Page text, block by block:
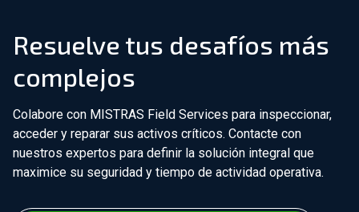
Resuelve tus desafíos más
complejos
Colabore con MISTRAS Field Services para inspeccionar,
acceder y reparar sus activos críticos. Contacte con
nuestros expertos para definir la solución integral que
maximice su seguridad y tiempo de actividad operativa.